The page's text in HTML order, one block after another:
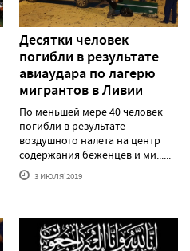
Десятки человек
погибли в результате
авиаудара по лагерю
мигрантов в Ливии
По меньшей мере 40 человек
погибли в результате
воздушного налета на центр
содержания беженцев и ми......
3 ИЮЛЯ'2019